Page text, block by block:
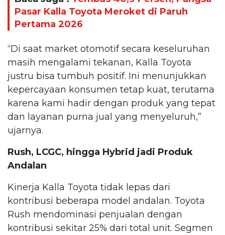
Pasar Kalla Toyota Meroket di Paruh
Pertama 2026
“Di saat market otomotif secara keseluruhan
masih mengalami tekanan, Kalla Toyota
justru bisa tumbuh positif. Ini menunjukkan
kepercayaan konsumen tetap kuat, terutama
karena kami hadir dengan produk yang tepat
dan layanan purna jual yang menyeluruh,”
ujarnya.
Rush, LCGC, hingga Hybrid jadi Produk
Andalan
Kinerja Kalla Toyota tidak lepas dari
kontribusi beberapa model andalan. Toyota
Rush mendominasi penjualan dengan
kontribusi sekitar 25% dari total unit. Segmen